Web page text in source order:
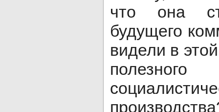
что она
будущего
видели в